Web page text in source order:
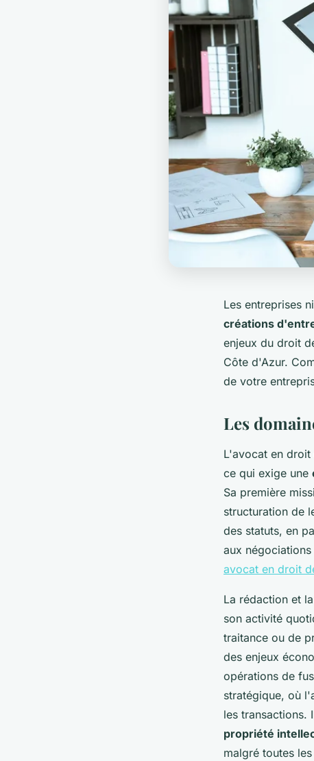
Les entreprises
créations
enjeux du droit
Côte d'Azur.
de votre
Les
L'avocat en droit
ce qui exige une
Sa première
structuration de
des statuts, en
aux
avocat en droit
La rédaction et
son activité
traitance ou de
des enjeux
opérations de
stratégique, où
les transactions.
propriété
malgré toutes